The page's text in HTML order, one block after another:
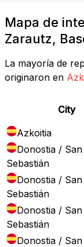
Mapa de
Zarautz,
La mayoría de
originaron en
City
Azkoitia
Donostia / San
Sebastián
Donostia / San
Sebastián
Donostia / San
Sebastián
Donostia / San